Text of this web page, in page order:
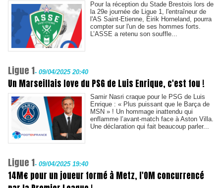
Pour la réception du Stade Brestois lors de
la 29e journée de Ligue 1, l'entraîneur de
l'AS Saint-Etienne, Eirik Horneland, pourra
compter sur l'un de ses hommes forts.
L’ASSE a retenu son souffle...
Ligue 1- 09/04/2025 20:40
Un Marseillais love du PSG de Luis Enrique, c'est fou !
Samir Nasri craque pour le PSG de Luis
Enrique : « Plus puissant que le Barça de
MSN » ! Un hommage inattendu qui
enflamme l’avant-match face à Aston Villa.
Une déclaration qui fait beaucoup parler...
Ligue 1- 09/04/2025 19:40
14M€ pour un joueur formé à Metz, l'OM concurrencé